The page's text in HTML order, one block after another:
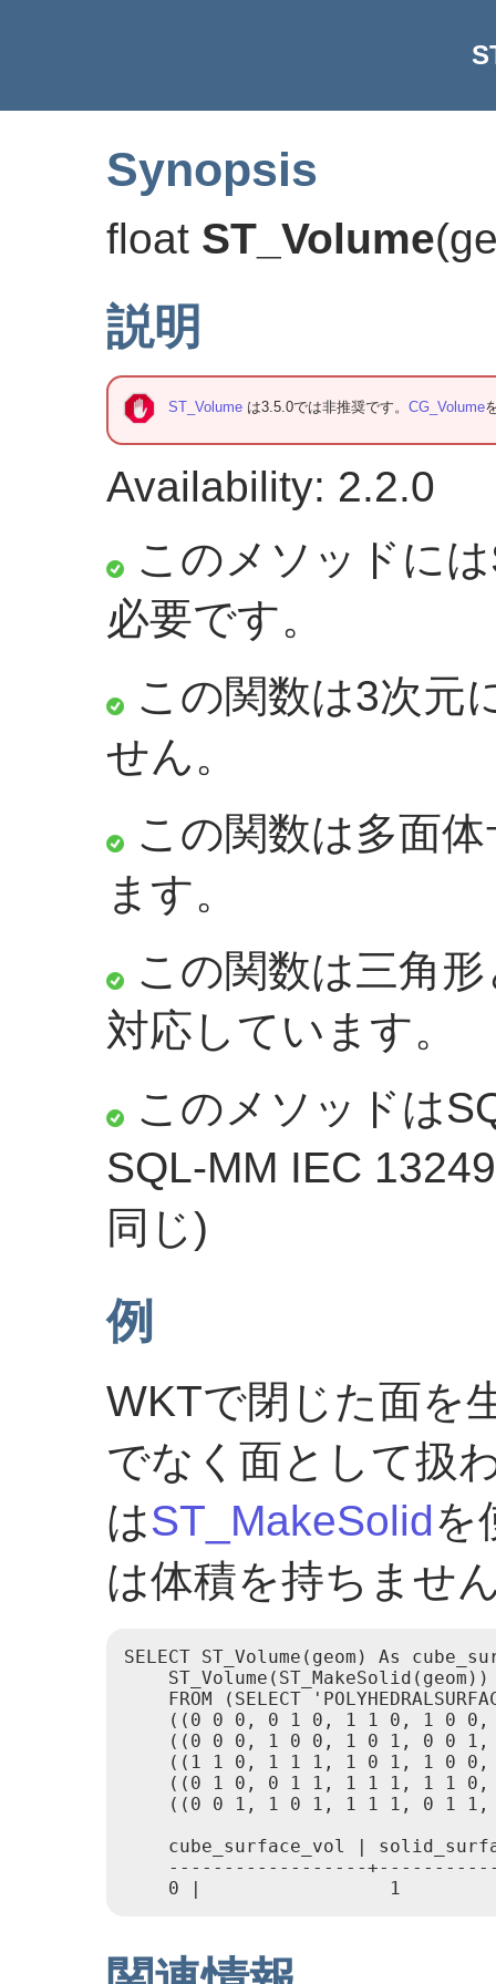
Synopsis
float ST_Volume(
説明
ST_Volume は3.5.0では非推奨です。CG_Volume
Availability: 2.2.0
このメソッドに
必要です。
この関数は3次元
せん。
この関数は多面
ます。
この関数は三角
対応しています。
このメソッドは
SQL-MM IEC
同じ)
例
WKTで閉じた面を
でなく面として扱
はST_MakeSolidを
は体積を持ちませ
SELECT ST_Volume(geom) As
FROM (SELECT
((0 0 0, 0 1 0, 1 1 0, 1 0 0,
((0 0 0, 1 0 0, 1 0 1, 0 0 1,
((1 1 0, 1 1 1, 1 0 1, 1 0 0,
((0 1 0, 0 1 1, 1 1 1, 1 1 0,
((0 0 1, 1 0 1, 1 1 1, 0 1
cube_surface_vol |
------------------